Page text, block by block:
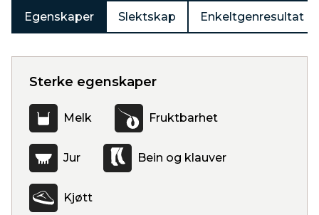
Egenskaper Slektskap Enkeltgenresultat
Sterke egenskaper
Melk Fruktbarhet
Jur Bein og klauver
Kjøtt